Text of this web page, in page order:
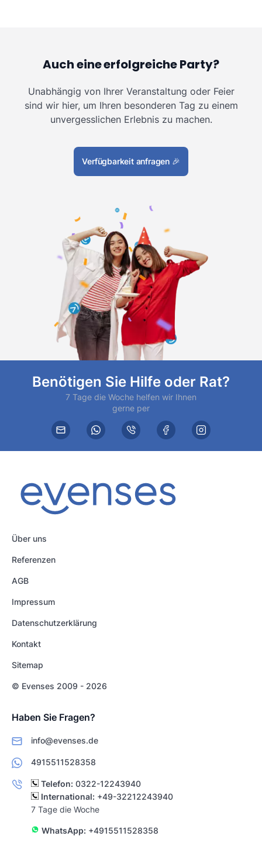
Auch eine erfolgreiche Party?
Unabhängig von Ihrer Veranstaltung oder Feier
sind wir hier, um Ihren besonderen Tag zu einem
unvergesslichen Erlebnis zu machen.
Verfügbarkeit anfragen 🎉
Benötigen Sie Hilfe oder Rat?
7 Tage die Woche helfen wir Ihnen
gerne per
Über uns
Referenzen
AGB
Impressum
Datenschutzerklärung
Kontakt
Sitemap
© Evenses 2009 - 2026
Haben Sie Fragen?
info@evenses.de
4915511528358
Telefon: 0322-12243940
International: +49-32212243940
7 Tage die Woche
WhatsApp: +4915511528358